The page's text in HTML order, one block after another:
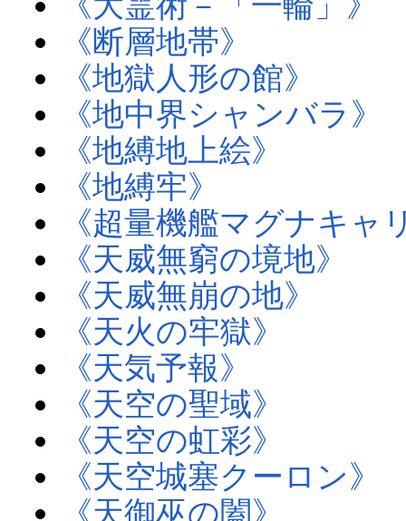
《断層地帯》
《地獄人形の館》
《地中界シャンバラ》
《地縛地上絵》
《地縛牢》
《超量機艦マグナキャ
《天威無窮の境地》
《天威無崩の地》
《天火の牢獄》
《天気予報》
《天空の聖域》
《天空の虹彩》
《天空城塞クーロン》
《天御巫の闔》